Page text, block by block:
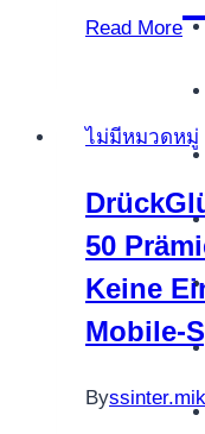
Read More
en
de
ไม่มีหมวดหมู่
50
Keine
Mobile-
By